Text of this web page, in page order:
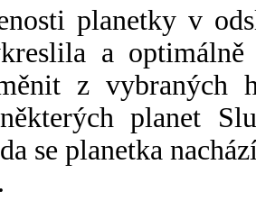
planetky v
a
z vybraných
planet
se planetka